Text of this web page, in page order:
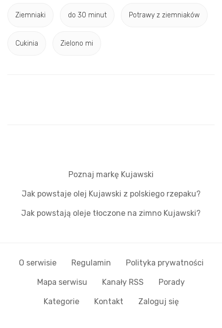
Ziemniaki do 30 minut Potrawy z ziemniaków
Cukinia Zielono mi
Poznaj markę Kujawski
Jak powstaje olej Kujawski z polskiego rzepaku?
Jak powstają oleje tłoczone na zimno Kujawski?
O serwisie Regulamin Polityka prywatności
Mapa serwisu Kanały RSS Porady
Kategorie Kontakt Zaloguj się